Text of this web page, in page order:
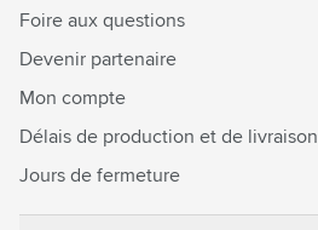
Foire aux questions
Devenir partenaire
Mon compte
Délais de production et de livraison
Jours de fermeture